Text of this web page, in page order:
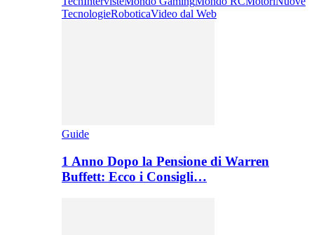
TecnologieRoboticaVideo dal Web
Guide
1 Anno Dopo la Pensione di Warren
Buffett: Ecco i Consigli…